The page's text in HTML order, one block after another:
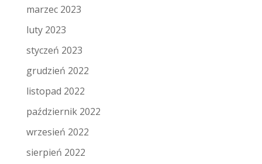
marzec 2023
luty 2023
styczeń 2023
grudzień 2022
listopad 2022
październik 2022
wrzesień 2022
sierpień 2022